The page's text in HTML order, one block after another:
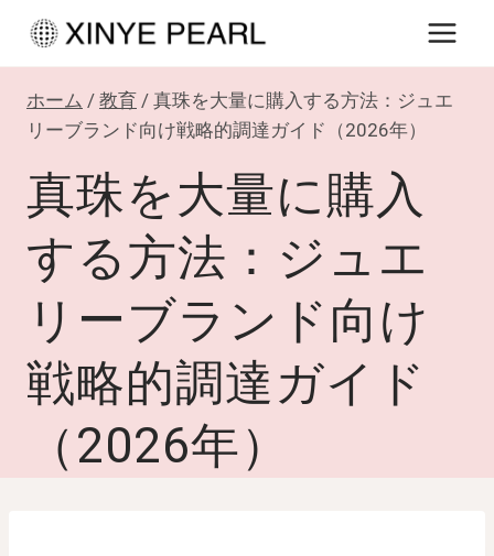
ホーム / 教育 / 真珠を大量に購入する方法：ジュエ
リーブランド向け戦略的調達ガイド（2026年）
真珠を大量に購入
する方法：ジュエ
リーブランド向け
戦略的調達ガイド
（2026年）